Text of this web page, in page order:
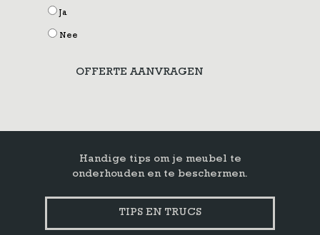
Ja
Nee
OFFERTE AANVRAGEN
Handige tips om je meubel te
onderhouden en te beschermen.
TIPS EN TRUCS